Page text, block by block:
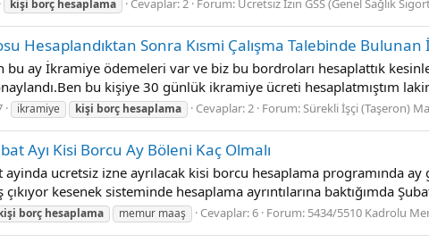
kişi borç hesaplama Cevaplar: 2 Forum: Ücretsiz İzin GSS (Genel Sağlık
Hesaplandıktan Sonra Kısmi̇ Çalışma Talebi̇nde Bulunan
bu ay İkramiye ödemeleri var ve biz bu bordroları hesaplattık
bu kişiye 30 günlük ikramiye ücreti hesaplatmıştım
ikramiye kişi borç hesaplama Cevaplar: 2 Forum:Sürekli İşçi (Taşeron)
Ayı Kisi Borcu Ay Böleni Kaç Olmalı
ucretsiz izne ayrılacak kisi borcu hesaplama programında
kesenek sisteminde hesaplama ayrıntılarına baktığımda
borç hesaplama memur maaş Cevaplar: 6 Forum: 5434/5510 Kadrolu